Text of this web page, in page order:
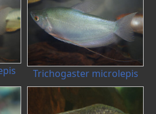
Trichogaster microlepis